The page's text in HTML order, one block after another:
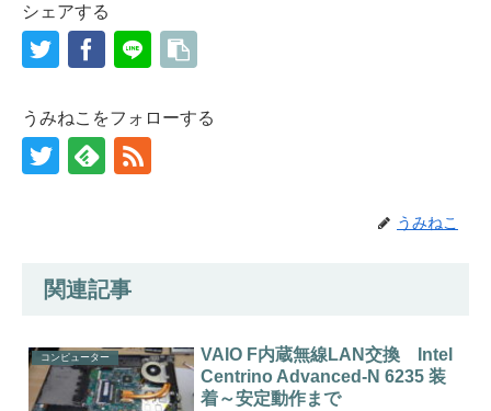
シェアする
うみねこをフォローする
うみねこ
関連記事
コンピューター
VAIO F内蔵無線LAN交換 Intel
Centrino Advanced-N 6235 装
着～安定動作まで